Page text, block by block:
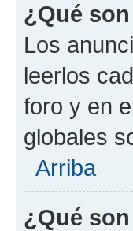
¿Qué
Los
leerlos
foro y en
globales
Arriba
¿Qué